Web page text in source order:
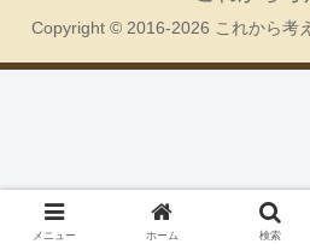
Copyright © 2016-2026 これから考
メニュー ホーム 検索